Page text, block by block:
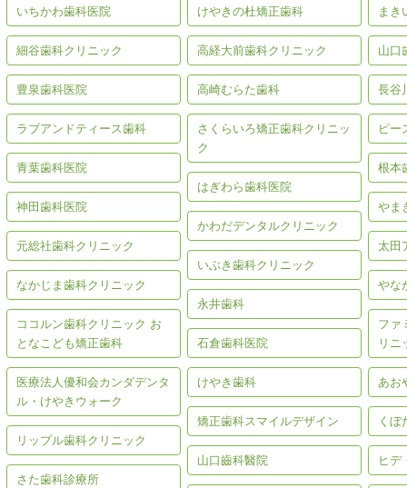
いちかわ歯科医院
細谷歯科クリニック
豊泉歯科医院
ラブアンドティース歯科
青葉歯科医院
神田歯科医院
元総社歯科クリニック
なかじま歯科クリニック
ココルン歯科クリニック お
となこども矯正歯科
医療法人優和会カンダデンタ
ル・けやきウォーク
リップル歯科クリニック
さた歯科診療所
けやきの杜矯正歯科
高経大前歯科クリニック
高崎むらた歯科
さくらいろ矯正歯科クリニッ
ク
はぎわら歯科医院
かわだデンタルクリニック
いぶき歯科クリニック
永井歯科
石倉歯科医院
けやき歯科
矯正歯科スマイルデザイン
山口齒科醫院
まき
山口
長谷
ピー
根本
やま
太田
やな
ファ
リニ
あお
くぼ
ヒデ